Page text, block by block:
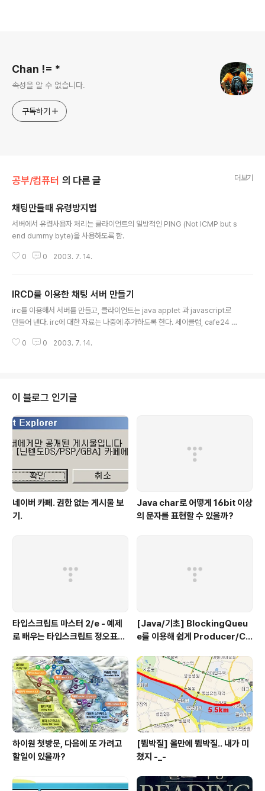
Chan != *
속성을 알 수 없습니다.
구독하기
공부/컴퓨터 의 다른 글 더보기
채팅만들때 유령방지법
서버에서 유령사용자 처리는 클라이언트의 일방적인 PING (Not ICMP but s
end dummy byte)을 사용하도록 함.
0 0 2003. 7. 14.
IRCD를 이용한 채팅 서버 만들기
irc를 이용해서 서버를 만들고, 클라이언트는 java applet 과 javascript로
만들어 낸다. irc에 대한 자료는 나중에 추가하도록 한다. 세이클럽, cafe24 등
0 0 2003. 7. 14.
이 블로그 인기글
네이버 카페. 권한 없는 게시물 보
기.
Java char로 어떻게 16bit 이상
의 문자를 표현할 수 있을까?
타입스크립트 마스터 2/e - 예제
로 배우는 타입스크립트 정오표
[Java/기초] BlockingQueu
e를 이용해 쉽게 Producer/Co
하이원 첫방문, 다음에 또 가려고
할일이 있을까?
[뜀박질] 올만에 뜀박질.. 내가 미
쳤지 -_-